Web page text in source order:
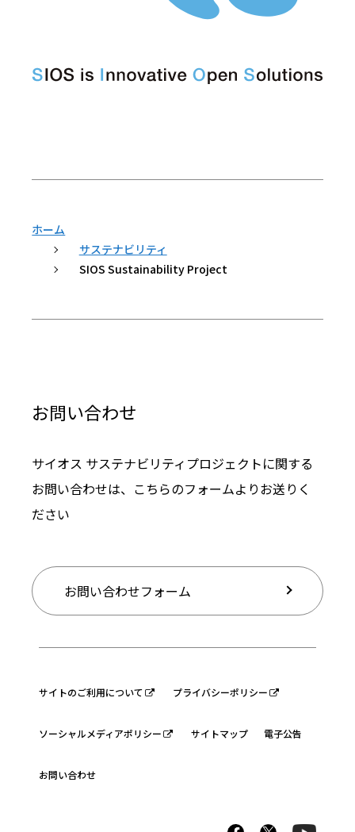
ホーム
サステナビリティ
SIOS Sustainability Project
お問い合わせ
サイオス サステナビリティプロジェクトに関する
お問い合わせは、こちらのフォームよりお送りく
ださい
お問い合わせフォーム
サイトのご利用について プライバシーポリシー
ソーシャルメディアポリシー サイトマップ 電子公告
お問い合わせ